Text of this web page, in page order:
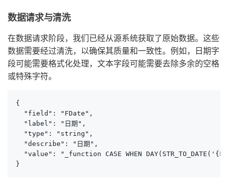
数据请求与清洗
在数据请求阶段，我们已经从源系统获取了原始数据。这些
数据需要经过清洗，以确保其质量和一致性。例如，日期字
段可能需要格式化处理，文本字段可能需要去除多余的空格
或特殊字符。
{
  "field": "FDate",
  "label": "日期",
  "type": "string",
  "describe": "日期",
"value": "_function CASE WHEN
}